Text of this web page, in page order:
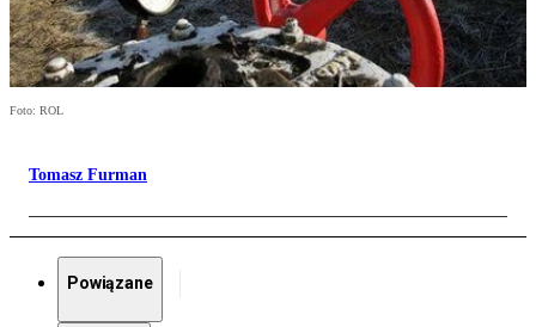
Foto: ROL
Tomasz Furman
Powiązane